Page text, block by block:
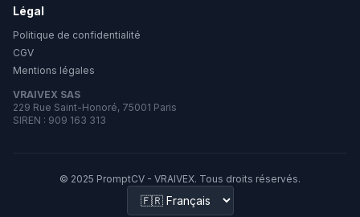
Légal
Politique de confidentialité
CGV
Mentions légales
VRAIVEX SAS
229 Rue Saint-Honoré, 75001 Paris
SIREN : 909 163 313
© 2025 PromptCV - VRAIVEX. Tous droits réservés.